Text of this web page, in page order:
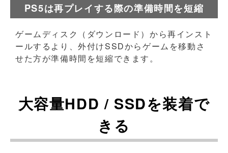
PS5は再プレイする際の準備時間を短縮
ゲームディスク（ダウンロード）から再インスト
ールするより、外付けSSDからゲームを移動さ
せた方が準備時間を短縮できます。
大容量HDD / SSDを装着で
きる